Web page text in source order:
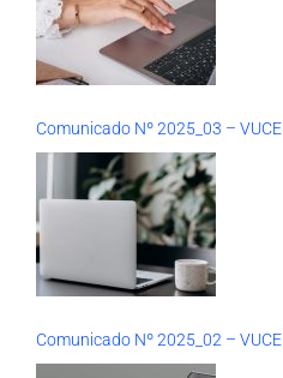
Comunicado Nº 2025_03 – VUCE
Comunicado Nº 2025_02 – VUCE